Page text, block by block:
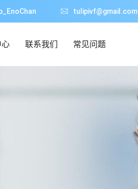
tulipivf@gmail.com
联系我们 常见问题